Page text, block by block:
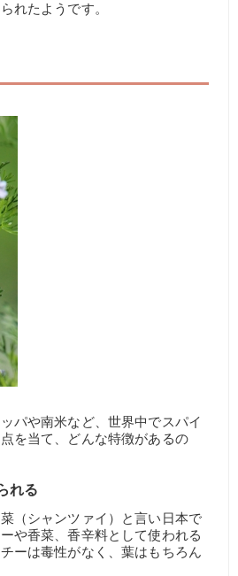
れたようです。
パや南米など、世界中でスパイ
を当て、どんな特徴があるの
れる
（シャンツァイ）と言い日本で
や香菜、香辛料として使われる
ーは毒性がなく、葉はもちろん